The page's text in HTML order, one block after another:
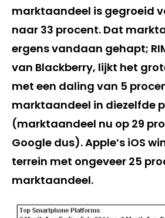
marktaandeel is gegroeid
naar 33 procent. Dat
ergens vandaan gehapt;
van Blackberry, lijkt het
met een daling van 5
marktaandeel in diezelfde
(marktaandeel nu op 29
Google dus). Apple’s iOS
terrein met ongeveer 25
marktaandeel.